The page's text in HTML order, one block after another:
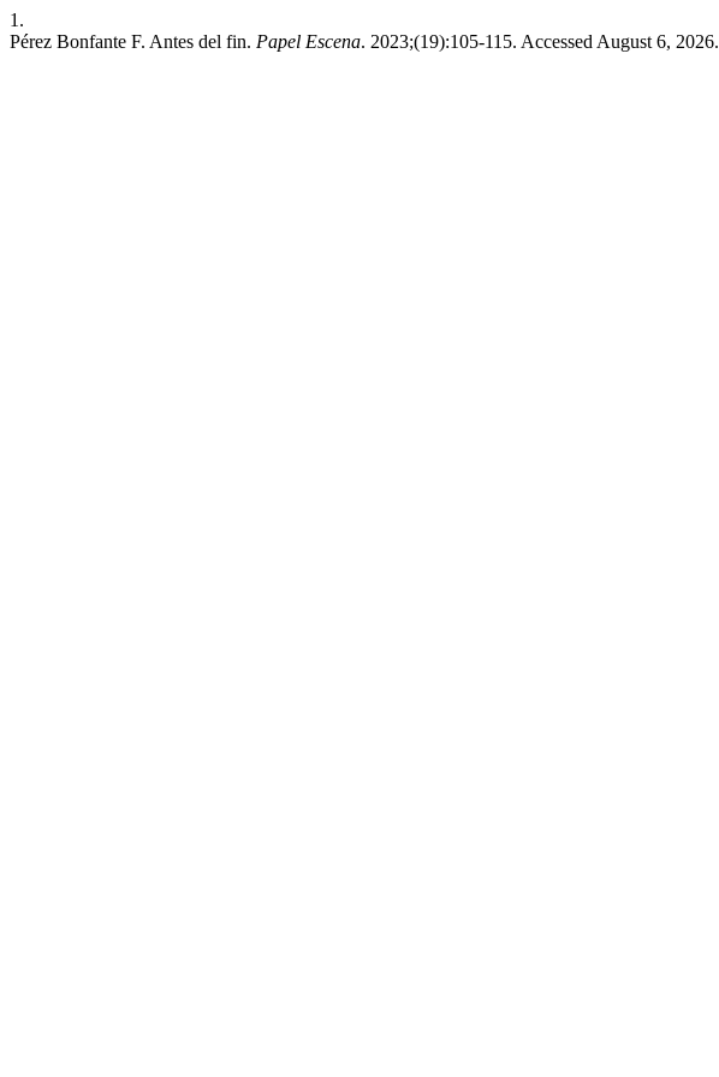
1.
Pérez Bonfante F. Antes del fin. Papel Escena. 2023;(19):105-115. Accessed August 6, 2026.